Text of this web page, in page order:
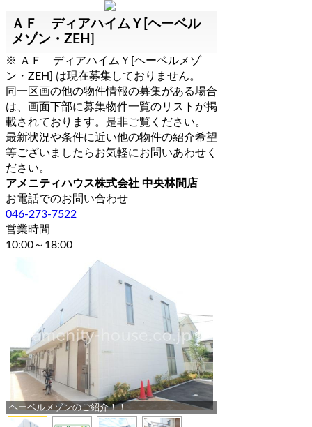
ＡＦ ディアハイムＹ[ヘーベル
メゾン・ZEH]
※ ＡＦ ディアハイムＹ[ヘーベルメゾ
ン・ZEH] は現在募集しておりません。
同一区画の他の物件情報の募集がある場合
は、画面下部に募集物件一覧のリストが掲
載されております。是非ご覧ください。
最新状況や条件に近い他の物件の紹介希望
等ございましたらお気軽にお問いあわせく
ださい。
アメニティハウス株式会社 中央林間店
お電話でのお問い合わせ
046-273-7522
営業時間
10:00～18:00
ヘーベルメゾンのご紹介！！